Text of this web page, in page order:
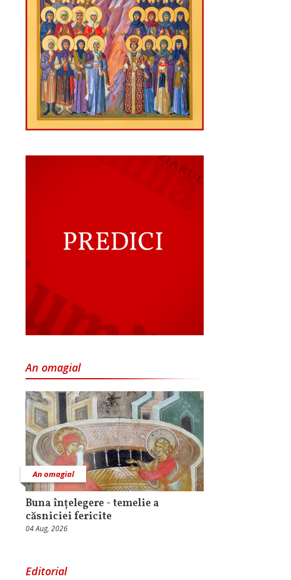
An omagial
An omagial
Buna înțelegere - temelie a
căsniciei fericite
04 Aug, 2026
Editorial